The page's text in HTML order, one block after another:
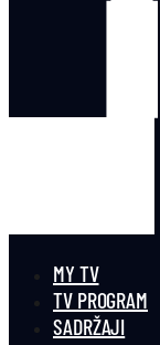
MY TV
TV PROGRAM
SADRŽAJI